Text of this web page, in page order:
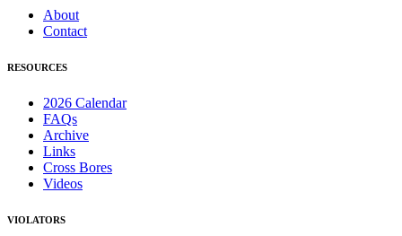
About
Contact
RESOURCES
2026 Calendar
FAQs
Archive
Links
Cross Bores
Videos
VIOLATORS